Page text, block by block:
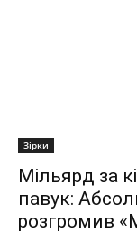
Зірки
Мільярд за
павук:
розгромив